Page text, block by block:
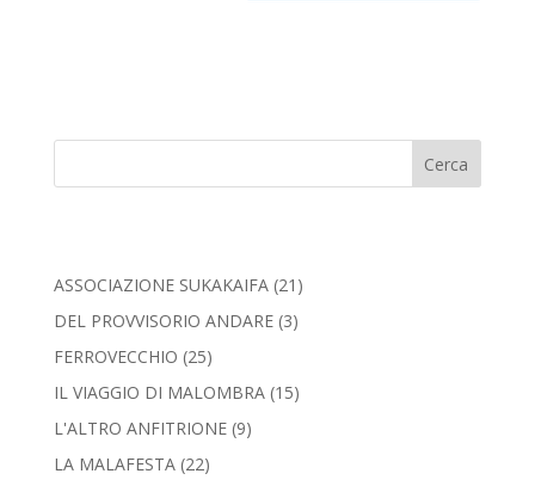
Cerca
ASSOCIAZIONE SUKAKAIFA(21)
DEL PROVVISORIO ANDARE(3)
FERROVECCHIO (25)
IL VIAGGIO DI MALOMBRA(15)
L'ALTRO ANFITRIONE(9)
LA MALAFESTA(22)